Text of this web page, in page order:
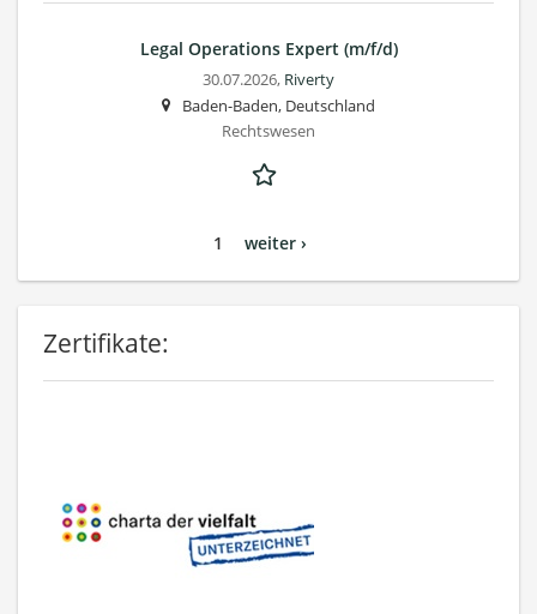
Legal Operations Expert (m/f/d)
30.07.2026, Riverty
Baden-Baden, Deutschland
Rechtswesen
1 weiter ›
Zertifikate: